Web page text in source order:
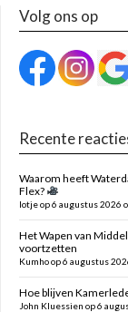
Volg ons op
Recente
Waarom heeft
Flex?
lotje op 6 augustus 2026
Het Wapen van
voortzetten
Kumho op 6 augustus
Hoe blijven
John Kluessien op 6